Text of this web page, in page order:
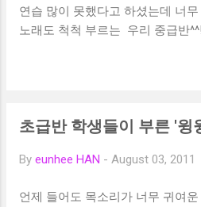
연습 많이 못했다고 하셨는데 너
노래도 척척 부르는 우리 중급반
초급반 학생들이 부른 '윙
By eunhee HAN - August 03, 2011
언제 들어도 목소리가 너무 귀여